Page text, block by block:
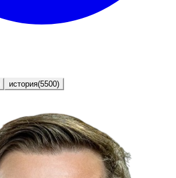
история(5500)